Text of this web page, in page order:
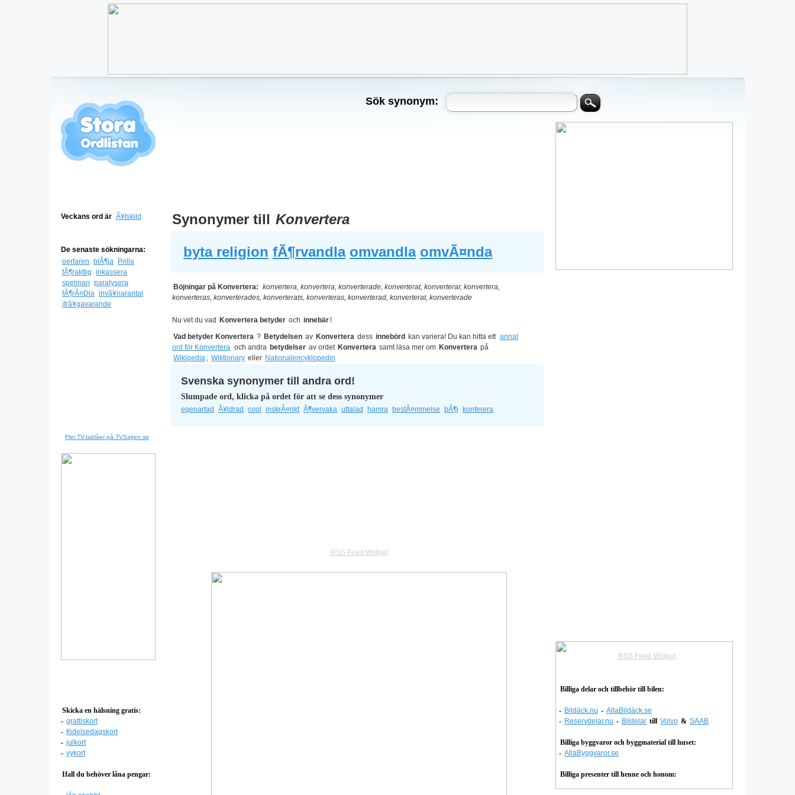
Veckans ord är Ã¥tskild
De senaste sökningarna:
oerfaren
blÃ¶ja
Prilla
fÃ¶raktlig inkassera
spelman paralysera
fÃ¶rÃ¤Dla invã¥narantal
ifrã¥gavarande
Fler TV-tablåer på TVSajten.se
Skicka en hälsning gratis:
- grattiskort
- födelsedagskort
- julkort
- vykort
Ifall du behöver låna pengar:
RSS Feed Widget
Billiga delar och tillbehör till bilen:
- Bildäck.nu - AllaBildäck.se
- Reservdelar.nu - Bildelar till Volvo & SAAB
Billiga byggvaror och byggmaterial till huset:
- AllaByggvaror.se
Billiga presenter till henne och honom:
Sök synonym:
Synonymer till Konvertera
byta religion fÃ¶rvandla omvandla omvÃ¤nda
Böjningar på Konvertera: konvertera, konvertera, konverterade, konverterat, konverterar, konvertera,
konverteras, konverterades, konverterats, konverteras, konverterad, konverterat, konverterade
Nu vet du vad Konvertera betyder och innebär !
Vad betyder Konvertera ? Betydelsen av Konvertera dess innebörd kan variera! Du kan hitta ett annat
ord för Konvertera och andra betydelser av ordet Konvertera samt läsa mer om Konvertera på
Wikipedia , Wiktionary eller Nationalencyklopedin
Svenska synonymer till andra ord!
Slumpade ord, klicka på ordet för att se dess synonymer
egenartad Ã¥ldrad cool inskrÃ¤nkt Ã¶vervaka uttalad hamra bestÃ¤mmelse bÃ¶j konferera
RSS Feed Widget